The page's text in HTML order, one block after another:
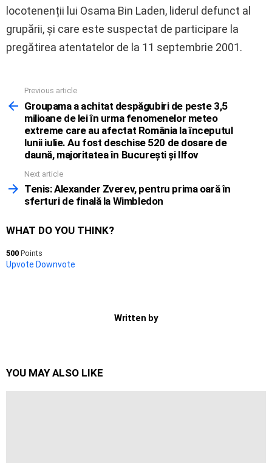
locotenenții lui Osama Bin Laden, liderul defunct al
grupării, și care este suspectat de participare la
pregătirea atentatelor de la 11 septembrie 2001.
more
Previous article
Groupama a achitat despăgubiri de peste 3,5
milioane de lei în urma fenomenelor meteo
extreme care au afectat România la începutul
lunii iulie. Au fost deschise 520 de dosare de
daună, majoritatea în Bucureşti şi Ilfov
Next article
Tenis: Alexander Zverev, pentru prima oară în
sferturi de finală la Wimbledon
WHAT DO YOU THINK?
500 Points
Upvote Downvote
Written by
YOU MAY ALSO LIKE